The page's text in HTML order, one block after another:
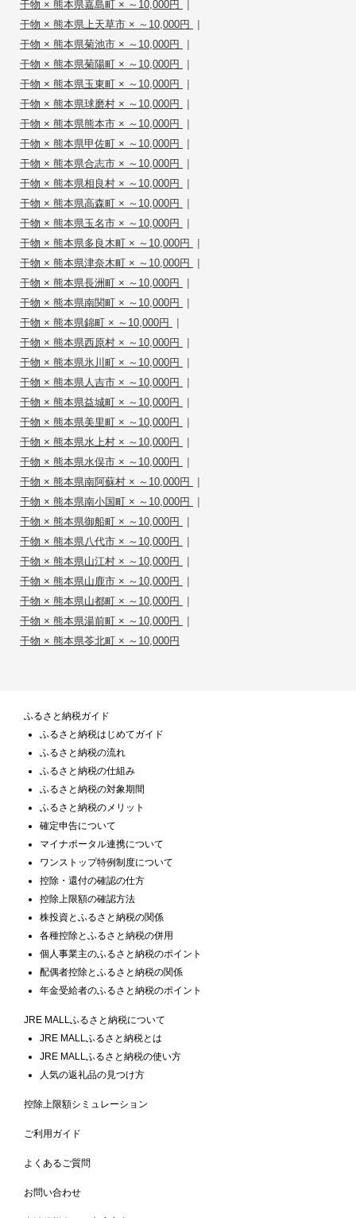
干物 × 熊本県嘉島町 × ～10,000円 |
干物 × 熊本県上天草市 × ～10,000円 |
干物 × 熊本県菊池市 × ～10,000円 |
干物 × 熊本県菊陽町 × ～10,000円 |
干物 × 熊本県玉東町 × ～10,000円 |
干物 × 熊本県球磨村 × ～10,000円 |
干物 × 熊本県熊本市 × ～10,000円 |
干物 × 熊本県甲佐町 × ～10,000円 |
干物 × 熊本県合志市 × ～10,000円 |
干物 × 熊本県相良村 × ～10,000円 |
干物 × 熊本県高森町 × ～10,000円 |
干物 × 熊本県玉名市 × ～10,000円 |
干物 × 熊本県多良木町 × ～10,000円 |
干物 × 熊本県津奈木町 × ～10,000円 |
干物 × 熊本県長洲町 × ～10,000円 |
干物 × 熊本県南関町 × ～10,000円 |
干物 × 熊本県錦町 × ～10,000円 |
干物 × 熊本県西原村 × ～10,000円 |
干物 × 熊本県氷川町 × ～10,000円 |
干物 × 熊本県人吉市 × ～10,000円 |
干物 × 熊本県益城町 × ～10,000円 |
干物 × 熊本県美里町 × ～10,000円 |
干物 × 熊本県水上村 × ～10,000円 |
干物 × 熊本県水俣市 × ～10,000円 |
干物 × 熊本県南阿蘇村 × ～10,000円 |
干物 × 熊本県南小国町 × ～10,000円 |
干物 × 熊本県御船町 × ～10,000円 |
干物 × 熊本県八代市 × ～10,000円 |
干物 × 熊本県山江村 × ～10,000円 |
干物 × 熊本県山鹿市 × ～10,000円 |
干物 × 熊本県山都町 × ～10,000円 |
干物 × 熊本県湯前町 × ～10,000円 |
干物 × 熊本県苓北町 × ～10,000円
ふるさと納税ガイド
ふるさと納税はじめてガイド
ふるさと納税の流れ
ふるさと納税の仕組み
ふるさと納税の対象期間
ふるさと納税のメリット
確定申告について
マイナポータル連携について
ワンストップ特例制度について
控除・還付の確認の仕方
控除上限額の確認方法
株投資とふるさと納税の関係
各種控除とふるさと納税の併用
個人事業主のふるさと納税のポイント
配偶者控除とふるさと納税の関係
年金受給者のふるさと納税のポイント
JRE MALLふるさと納税について
JRE MALLふるさと納税とは
JRE MALLふるさと納税の使い方
人気の返礼品の見つけ方
控除上限額シミュレーション
ご利用ガイド
よくあるご質問
お問い合わせ